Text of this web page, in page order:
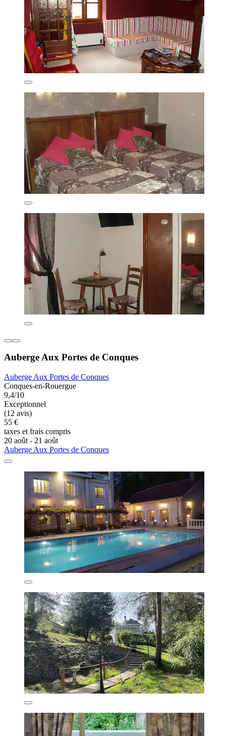
Auberge Aux Portes de Conques
Auberge Aux Portes de Conques
Conques-en-Rouergue
9,4/10
Exceptionnel
(12 avis)
55 €
taxes et frais compris
20 août - 21 août
Auberge Aux Portes de Conques